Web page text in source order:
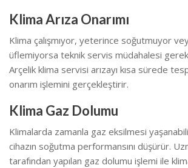
Klima Arıza Onarımı
Klima çalışmıyor, yeterince soğutmuyor
üflemiyorsa teknik servis müdahalesi
Arçelik klima servisi arızayı kısa sürede
onarım işlemini gerçekleştirir.
Klima Gaz Dolumu
Klimalarda zamanla gaz eksilmesi
cihazın soğutma performansını düşürür.
tarafından yapılan gaz dolumu işlemi ile